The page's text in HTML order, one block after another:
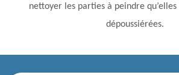
nettoyer les parties à peindre qu’elles
dépoussiérées.